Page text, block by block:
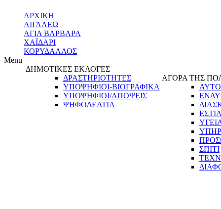
ΑΡΧΙΚΗ
ΑΙΓΑΛΕΩ
ΑΓΙΑ ΒΑΡΒΑΡΑ
ΧΑΪΔΑΡΙ
ΚΟΡΥΔΑΛΛΟΣ
Menu
ΔΗΜΟΤΙΚΕΣ ΕΚΛΟΓΕΣ
ΔΡΑΣΤΗΡΙΟΤΗΤΕΣ
ΥΠΟΨΗΦΙΟΙ-ΒΙΟΓΡΑΦΙΚΑ
ΥΠΟΨΗΦΙΟΙ/ΑΠΟΨΕΙΣ
ΨΗΦΟΔΕΛΤΙΑ
ΑΓΟΡΑ ΤΗΣ
ΣΠΙΤΙ